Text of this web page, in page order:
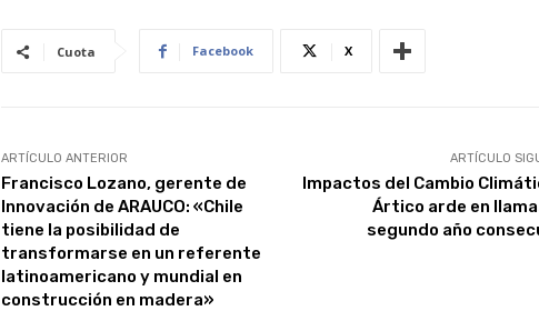
Cuota Facebook X
ARTÍCULO ANTERIOR
Francisco Lozano, gerente de
Innovación de ARAUCO: «Chile
tiene la posibilidad de
transformarse en un referente
latinoamericano y mundial en
construcción en madera»
ARTÍCULO
Impactos del Cambio
Ártico arde en
segundo año